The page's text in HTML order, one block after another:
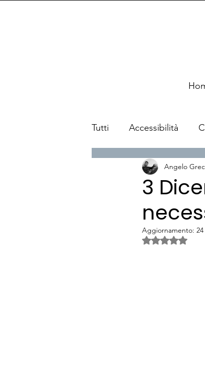
Tutti Accessibilità
Viaggi
3
Angelo
Aggiornamento:
Valutazione